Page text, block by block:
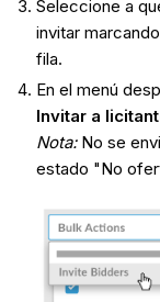
Seleccione a
invitar
fila.
En el menú
Invitar a
Nota:No se
estado "No